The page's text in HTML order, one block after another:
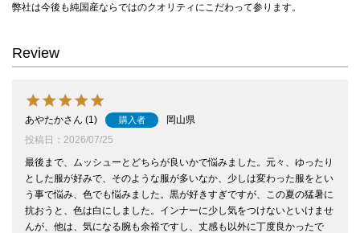
弊社は今後も純国産ならではのクオリティにこだわって参ります。
Review
あやたか 1 購入者
岡山県
投稿日
2026/07/25
最後まで、ムッシューとどちらが良いかで悩みました。元々、ゆったり
とした服が好みで、そのような服が多いなか、少しは変わった服をとい
う事で悩み、色でも悩みました。黒が好きすぎですが、この夏の猛暑に
抗おうと、色は白にしました。インナーに少し気をつけないといけませ
んが、他は、気になる腕も余裕ですし、丈感も以外に丁度良かったで